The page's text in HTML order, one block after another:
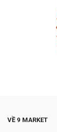
VỀ 9 MARKET